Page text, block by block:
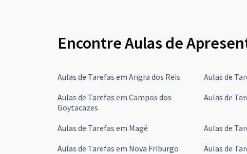
Encontre Aulas de
Aulas de Tarefas em Angra dos Reis Aulas de
Aulas de Tarefas em Campos dos
Goytacazes
Aulas de
Aulas de Tarefas em Magé Aulas de
Aulas de Tarefas em Nova Friburgo
Aulas de